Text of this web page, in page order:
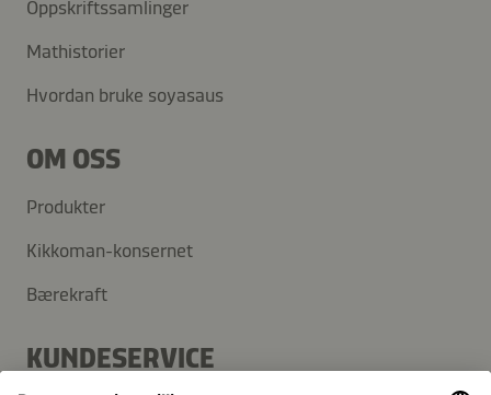
Oppskriftssamlinger
Mathistorier
Hvordan bruke soyasaus
OM OSS
Produkter
Kikkoman-konsernet
Bærekraft
KUNDESERVICE